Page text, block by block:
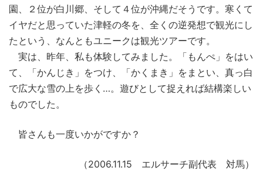
園、２位が白川郷、そして４位が沖縄だそうです。寒くて
イヤだと思っていた津軽の冬を、全くの逆発想で観光にし
たという、なんともユニークは観光ツアーです。
実は、昨年、私も体験してみました。「もんぺ」をはい
て、「かんじき」をつけ、「かくまき」をまとい、真っ白
で広大な雪の上を歩く…。遊びとして捉えれば結構楽しい
ものでした。
皆さんも一度いかがですか？
（2006.11.15 エルサーチ副代表 対馬）